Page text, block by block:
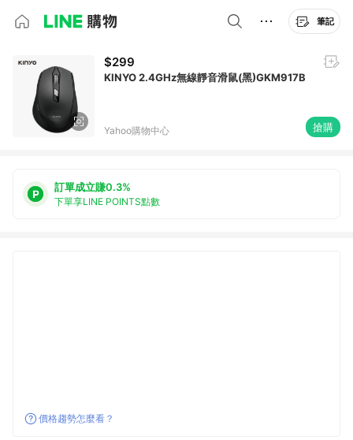
筆記
$299
KINYO 2.4GHz無線靜音滑鼠(黑)GKM917B
Yahoo購物中心 搶購
訂單成立賺0.3%
下單享LINE POINTS點數
價格趨勢怎麼看？